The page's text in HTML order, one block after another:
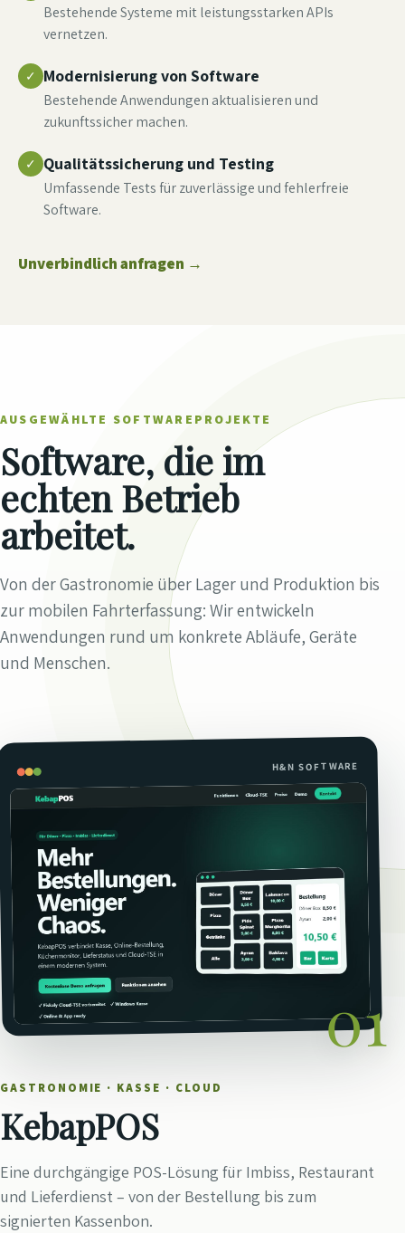
Bestehende Systeme mit leistungsstarken APIs
vernetzen.
✓ Modernisierung von Software
Bestehende Anwendungen aktualisieren und
zukunftssicher machen.
✓ Qualitätssicherung und Testing
Umfassende Tests für zuverlässige und fehlerfreie
Software.
Unverbindlich anfragen →
AUSGEWÄHLTE SOFTWAREPROJEKTE
Software, die im
echten Betrieb
arbeitet.
Von der Gastronomie über Lager und Produktion bis
zur mobilen Fahrterfassung: Wir entwickeln
Anwendungen rund um konkrete Abläufe, Geräte
und Menschen.
H&N SOFTWARE
01
GASTRONOMIE · KASSE · CLOUD
KebapPOS
Eine durchgängige POS-Lösung für Imbiss, Restaurant
und Lieferdienst – von der Bestellung bis zum
signierten Kassenbon.